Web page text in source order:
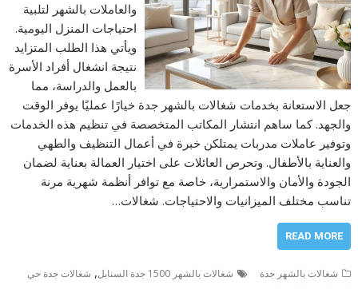
والعاملات بالشهر لتلبية
احتياجات المنزل اليومية.
ويأتي هذا الطلب المتزايد
نتيجة انشغال أفراد الأسرة
بالعمل والدراسة، مما
جعل الاستعانة بخدمات شغالات بالشهر جدة خيارًا عمليًا يوفر الوقت
والجهد. كما ساهم انتشار المكاتب المتخصصة في تنظيم هذه الخدمات
وتوفير عاملات مدربات يمتلكن خبرة في أعمال التنظيف والطهي
والعناية بالأطفال. وتحرص العائلات على اختيار العمالة بعناية لضمان
الجودة والأمان والاستمرارية، خاصة مع توافر أنظمة شهرية مرنة
تناسب مختلف الميزانيات والاحتياجات. شغالات…
READ MORE
شغالات بالشهر جدة شغالات بالشهر 1500 جدة السنابل , شغالات جدة حي